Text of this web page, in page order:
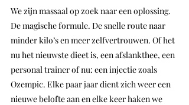
We zijn massaal op zoek naar een oplossing.
De magische formule. De snelle route naar
minder kilo’s en meer zelfvertrouwen. Of het
nu het nieuwste dieet is, een afslankthee, een
personal trainer of nu: een injectie zoals
Ozempic. Elke paar jaar dient zich weer een
nieuwe belofte aan en elke keer haken we